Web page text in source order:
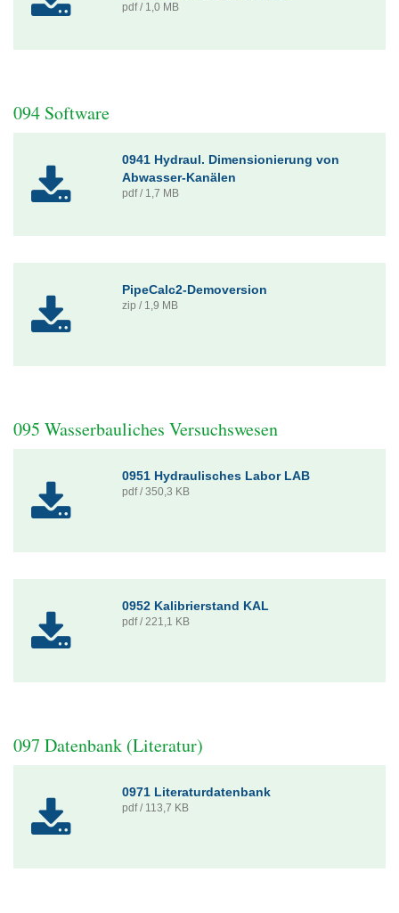
pdf / 1,0 MB
094 Software
0941 Hydraul. Dimensionierung von
Abwasser-Kanälen
pdf / 1,7 MB
PipeCalc2-Demoversion
zip / 1,9 MB
095 Wasserbauliches Versuchswesen
0951 Hydraulisches Labor LAB
pdf / 350,3 KB
0952 Kalibrierstand KAL
pdf / 221,1 KB
097 Datenbank (Literatur)
0971 Literaturdatenbank
pdf / 113,7 KB